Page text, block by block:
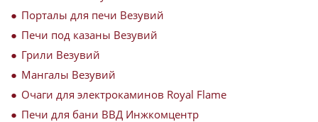
Порталы для печи Везувий
Печи под казаны Везувий
Грили Везувий
Мангалы Везувий
Очаги для электрокаминов Royal Flame
Печи для бани ВВД Инжкомцентр